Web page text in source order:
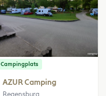
Campingplats
AZUR Camping
Regensburg